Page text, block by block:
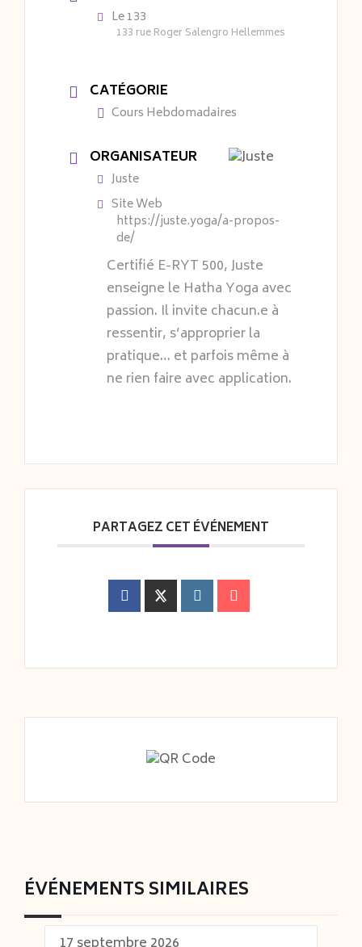
Le 133
133 rue Roger Salengro Hellemmes
CATÉGORIE
Cours Hebdomadaires
ORGANISATEUR
Juste
Site Web
https://juste.yoga/a-propos-
de/
Certifié E-RYT 500, Juste
enseigne le Hatha Yoga avec
passion. Il invite chacun.e à
ressentir, s’approprier la
pratique… et parfois même à
ne rien faire avec application.
PARTAGEZ CET ÉVÉNEMENT
ÉVÉNEMENTS SIMILAIRES